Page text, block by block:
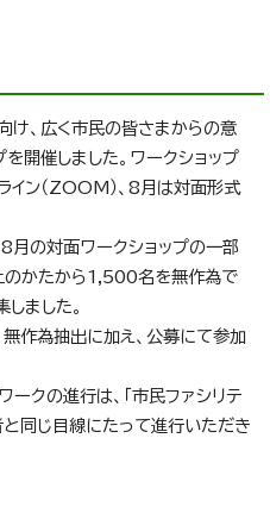
け、広く市民の皆さまからの意
開催しました。ワークショップ
ン（ZOOM）、8月は対面形式
月の対面ワークショップの一部
のかたから1,500名を無作為で
ました。
作為抽出に加え、公募にて参加
クの進行は、「市民ファシリテ
と同じ目線にたって進行いただき